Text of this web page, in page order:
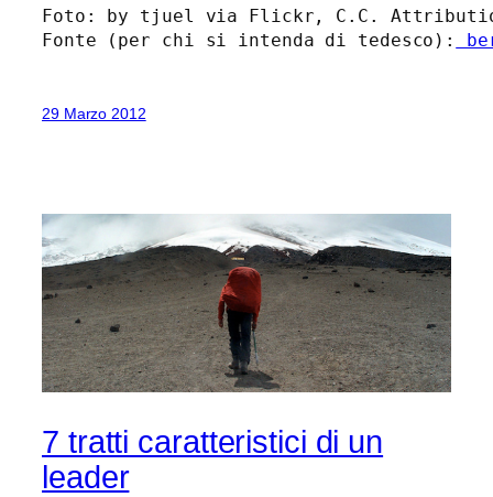
Foto: by tjuel via Flickr, C.C.
Fonte (per chi si intenda di tedesco):
29 Marzo 2012
7 tratti caratteristici di un
leader